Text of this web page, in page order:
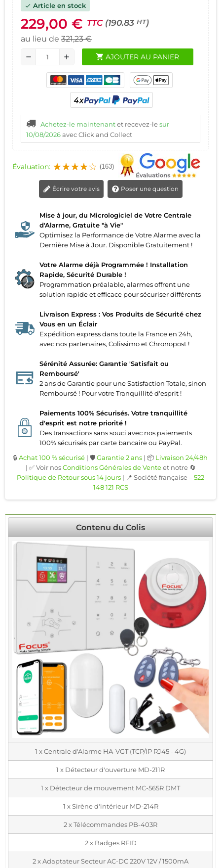
check Article en stock
229,00 € TTC (190.83 HT)
au lieu de 321,23 €
remove add shopping_cart AJOUTER AU PANIER
Achetez-le maintenantet recevez-lesur
10/08/2026avec Click and Collect
Évaluation: (163)
Écrire votre avis Poser une question
Mise à jour, du Micrologiciel de Votre Centrale
d'Alarme, Gratuite "à Vie"
Optimisez la Performance de Votre Alarme avec la
Dernière Mise à Jour. Disponible Gratuitement !
Votre Alarme déjà Programmée ! Installation
Rapide, Sécurité Durable !
Programmation préalable, alarmes offrent une
solution rapide et efficace pour sécuriser différents
Livraison Express : Vos Produits de Sécurité chez
Vous en un Éclair
Expédition express dans toute la France en 24h,
avec nos partenaires, Colissimo et Chronopost !
Sérénité Assurée: Garantie 'Satisfait ou
Remboursé'
2 ans de Garantie pour une Satisfaction Totale, sinon
Remboursé ! Pour votre Tranquillité d'esprit !
Paiements 100% Sécurisés. Votre tranquillité
d'esprit est notre priorité !
Des transactions sans souci avec nos paiements
100% sécurisés par carte bancaire ou PayPal.
🔒 Achat 100 % sécurisé | 🛡️Garantie 2 ans | 📦 Livraison 24/48h
| ✅ Voir nosConditions Générales de Venteet notre 🔄
Politique de Retour sous 14 jours | 📍 Société française –522
148 121 RCS
Contenu du Colis
1 x Centrale d'Alarme HA-VGT (TCP/IP RJ45 - 4G)
1 x Détecteur d'ouverture MD-211R
1 x Détecteur de mouvement MC-565R DMT
1 x Sirène d'intérieur MD-214R
2 x Télécommandes PB-403R
2 x Badges RFID
2 x Adaptateur Secteur AC-DC 220V 12V / 1500mA